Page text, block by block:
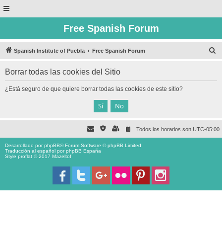
Free Spanish Forum
Spanish Institute of Puebla Free Spanish Forum
Borrar todas las cookies del Sitio
¿Está seguro de que quiere borrar todas las cookies de este sitio?
Todos los horarios son UTC-05:00
Desarrollado porphpBB® Forum Software © phpBB Limited
Traducción al español porphpBB España
Style proflat © 2017 Mazeltof